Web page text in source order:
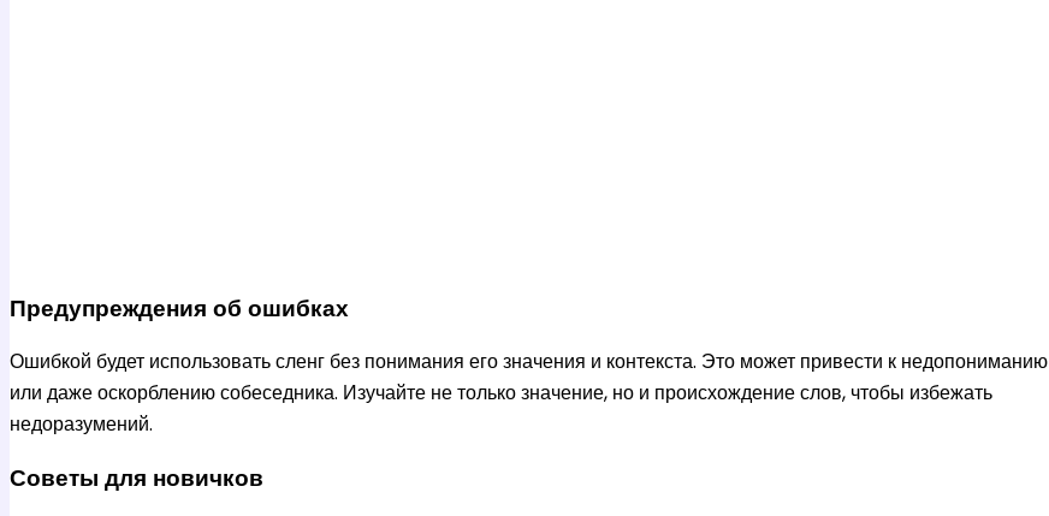
Предупреждения об ошибках
Ошибкой будет использовать сленг без понимания его значения и контекста. Это может привести к недопониманию
или даже оскорблению собеседника. Изучайте не только значение, но и происхождение слов, чтобы избежать
недоразумений.
Советы для новичков